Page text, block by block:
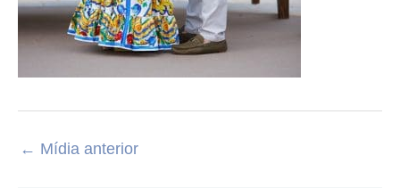
← Mídia anterior